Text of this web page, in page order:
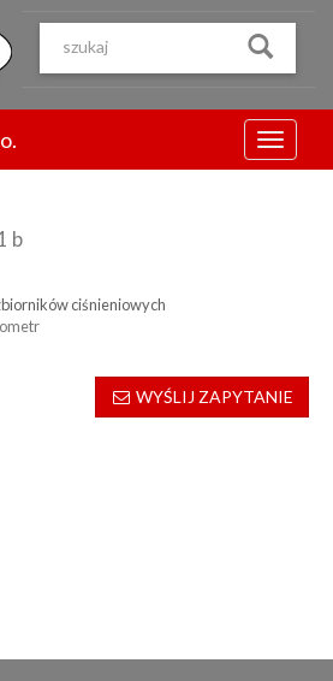
Menu
b
ciśnieniowych
WYŚLIJ ZAPYTANIE